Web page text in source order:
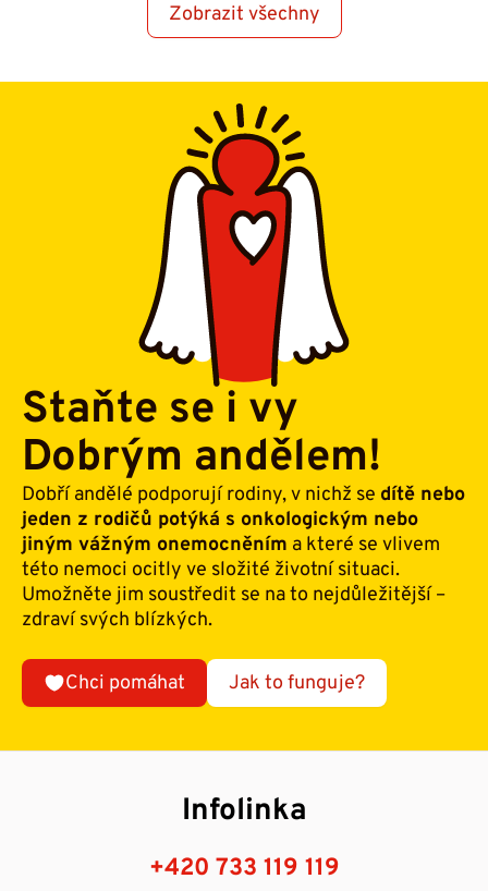
Zobrazit všechny
Staňte se i vy
Dobrým andělem!
Dobří andělé podporují rodiny, v nichž se dítě nebo
jeden z rodičů potýká s onkologickým nebo
jiným vážným onemocněním a které se vlivem
této nemoci ocitly ve složité životní situaci.
Umožněte jim soustředit se na to nejdůležitější –
zdraví svých blízkých.
Chci pomáhat Jak to funguje?
Infolinka
+420 733 119 119